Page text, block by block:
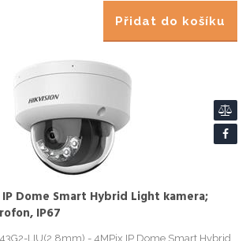
Přidat do košíku
Dome Smart Hybrid Light kamera;
IP67
LIU(2.8mm) - 4MPix IP Dome Smart Hybrid